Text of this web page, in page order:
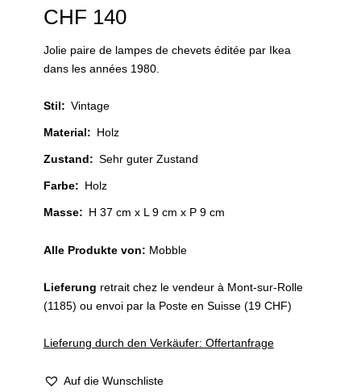
CHF 140
Jolie paire de lampes de chevets éditée par Ikea
dans les années 1980.
Stil: Vintage
Material: Holz
Zustand: Sehr guter Zustand
Farbe: Holz
Masse: H 37 cm x L 9 cm x P 9 cm
Alle Produkte von: Mobble
Lieferung retrait chez le vendeur à Mont-sur-Rolle
(1185) ou envoi par la Poste en Suisse (19 CHF)
Lieferung durch den Verkäufer: Offertanfrage
Auf die Wunschliste